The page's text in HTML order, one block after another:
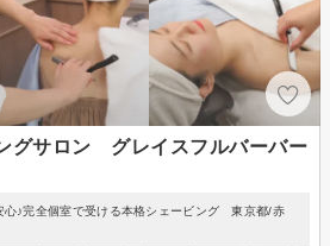
グサロン グレイスフルバーバー
心♪完全個室で受ける本格シェービング 東京都/赤